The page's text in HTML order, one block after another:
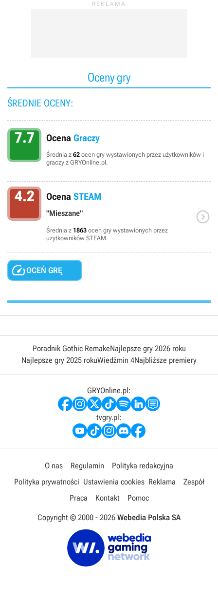
Oceny gry
ŚREDNIE OCENY:
7.7 Ocena Graczy
Średnia z 62 ocen gry wystawionych przez użytkowników i
graczy z GRYOnline.pl.
4.2 Ocena STEAM
"Mieszane"
Średnia z 1863 ocen gry wystawionych przez
użytkowników STEAM.

OCEŃ GRĘ
Poradnik Gothic RemakeNajlepsze gry 2026 roku
Najlepsze gry 2025 rokuWiedźmin 4Najbliższe premiery
GRYOnline.pl:
tvgry.pl:
O nas Regulamin
Polityka redakcyjna
Polityka prywatności Ustawienia cookies Reklama
Zespół
Praca
Kontakt Pomoc
Copyright © 2000 - 2026 Webedia Polska SA